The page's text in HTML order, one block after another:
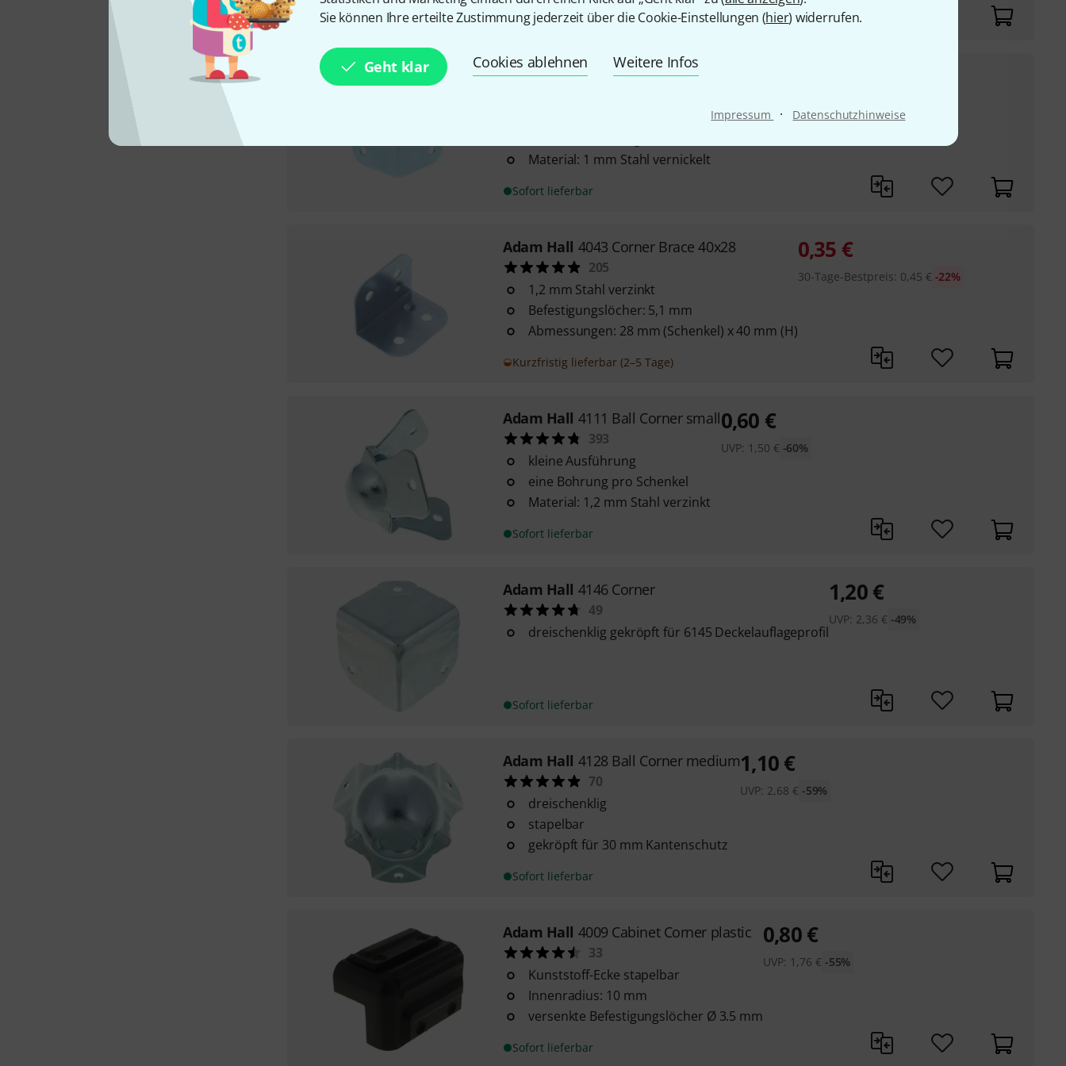
Sie können Ihre erteilte Zustimmung jederzeit über die Cookie-Einstellungen (hier) widerrufen.
Geht klar Cookies ablehnen Weitere Infos
Impressum · Datenschutzhinweise
Sofort lieferbar
Adam Hall4000 Corner Zinc Plated
Material: 1 mm Stahl vernickelt
Sofort lieferbar
Adam Hall 4043 Corner Brace 40x28
205
1,2 mm Stahl verzinkt
Befestigungslöcher: 5,1 mm
Abmessungen: 28 mm (Schenkel) x 40 mm (H)
Kurzfristig lieferbar (2–5 Tage)
0,35 €
30-Tage-Bestpreis: 0,45 € -22%
Adam Hall 4111 Ball Corner small
393
kleine Ausführung
eine Bohrung pro Schenkel
Material: 1,2 mm Stahl verzinkt
Sofort lieferbar
0,60 €
UVP: 1,50 € -60%
Adam Hall 4146 Corner
49
dreischenklig gekröpft für 6145 Deckelauflageprofil
Sofort lieferbar
1,20 €
UVP: 2,36 € -49%
Adam Hall 4128 Ball Corner medium
70
dreischenklig
stapelbar
gekröpft für 30 mm Kantenschutz
Sofort lieferbar
1,10€
UVP: 2,68 € -59%
Adam Hall 4009 Cabinet Corner plastic
33
Kunststoff-Ecke stapelbar
Innenradius: 10 mm
versenkte Befestigungslöcher Ø 3.5 mm
Sofort lieferbar
0,80€
UVP: 1,76 € -55%